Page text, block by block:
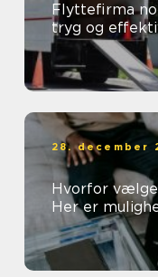
Flyttefirma
tryg og
28. december
Hvorfor vælge
Her er